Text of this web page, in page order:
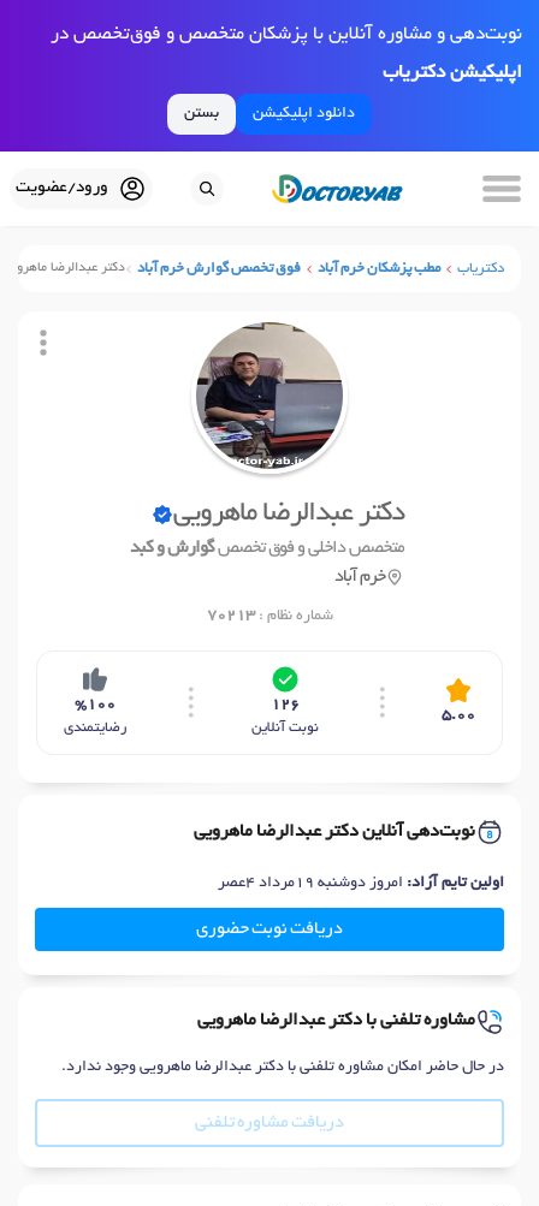
نوبت‌دهی و مشاوره آنلاین با پزشکان متخصص و فوق‌تخصص در
اپلیکیشن دکتریاب
دانلود اپلیکیشن بستن
ورود/عضویت
دکتریاب مطب پزشکان خرم آباد فوق تخصص گوارش خرم آباد دکتر عبدالرضا ماهرویی
دکتر عبدالرضا ماهرویی
متخصص داخلی و فوق تخصصگوارش و کبد
خرم آباد
شماره نظام :70213
5.00
126
نوبت آنلاین
%100
رضایتمندی
نوبت‌دهی آنلاین دکتر عبدالرضا ماهرویی
اولین تایم آزاد: امروز دوشنبه 19مرداد 4عصر
دریافت نوبت حضوری
مشاوره تلفنی با دکتر عبدالرضا ماهرویی
در حال حاضر امکان مشاوره تلفنی با دکتر عبدالرضا ماهرویی وجود ندارد.
دریافت مشاوره تلفنی